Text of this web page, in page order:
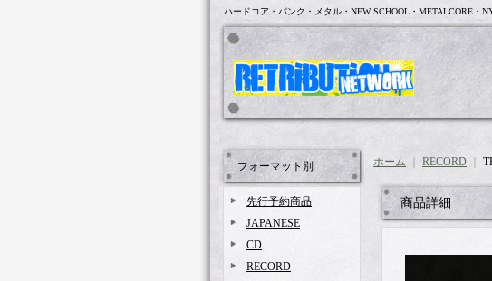
ハードコア・パンク・メタル・NEW SCHOOL・METALCORE・
フォーマット別
先行予約商品
JAPANESE
CD
RECORD
ホーム RECORD
商品詳細